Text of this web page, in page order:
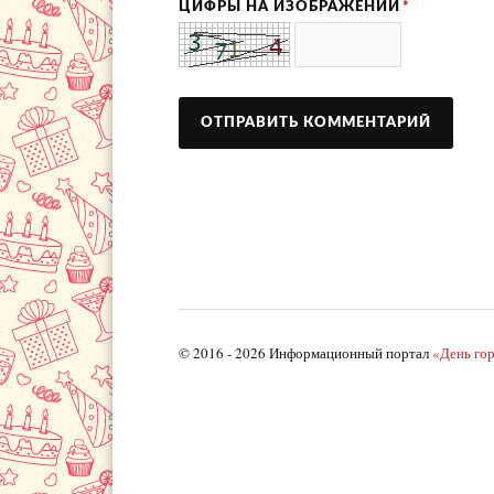
ЦИФРЫ НА ИЗОБРАЖЕНИИ *
© 2016 - 2026 Информационный портал «День